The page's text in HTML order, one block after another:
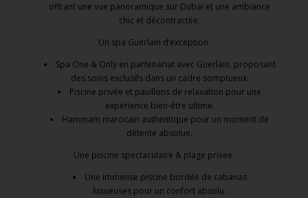
offrant une vue panoramique sur Dubaï et une ambiance
chic et décontractée.
Un spa Guerlain d’exception
Spa One & Only en partenariat avec Guerlain, proposant
des soins exclusifs dans un cadre somptueux.
Piscine privée et pavillons de relaxation pour une
expérience bien-être ultime.
Hammam marocain authentique pour un moment de
détente absolue.
Une piscine spectaculaire & plage privée
Une immense piscine bordée de cabanas
luxueuses pour un confort absolu.